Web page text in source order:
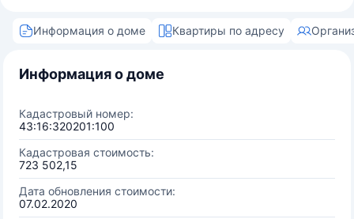
Информация о доме Квартиры по адресу
Информация о доме
Кадастровый номер:
43:16:320201:100
Кадастровая стоимость:
723 502,15
Дата обновления стоимости:
07.02.2020